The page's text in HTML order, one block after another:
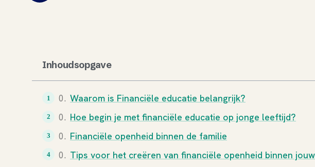
Inhoudsopgave
Waarom is Financiële educatie belangrijk?
Hoe begin je met financiële educatie op jonge leeftijd?
Financiële openheid binnen de familie
Tips voor het creëren van financiële openheid binnen